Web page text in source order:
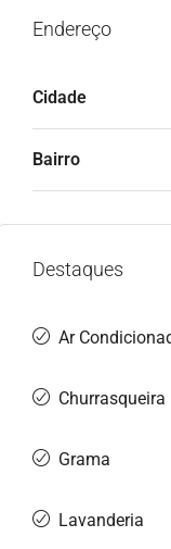
Endereço
Cidade
Bairro
Destaques
Ar
Churrasqueira
Grama
Lavanderia